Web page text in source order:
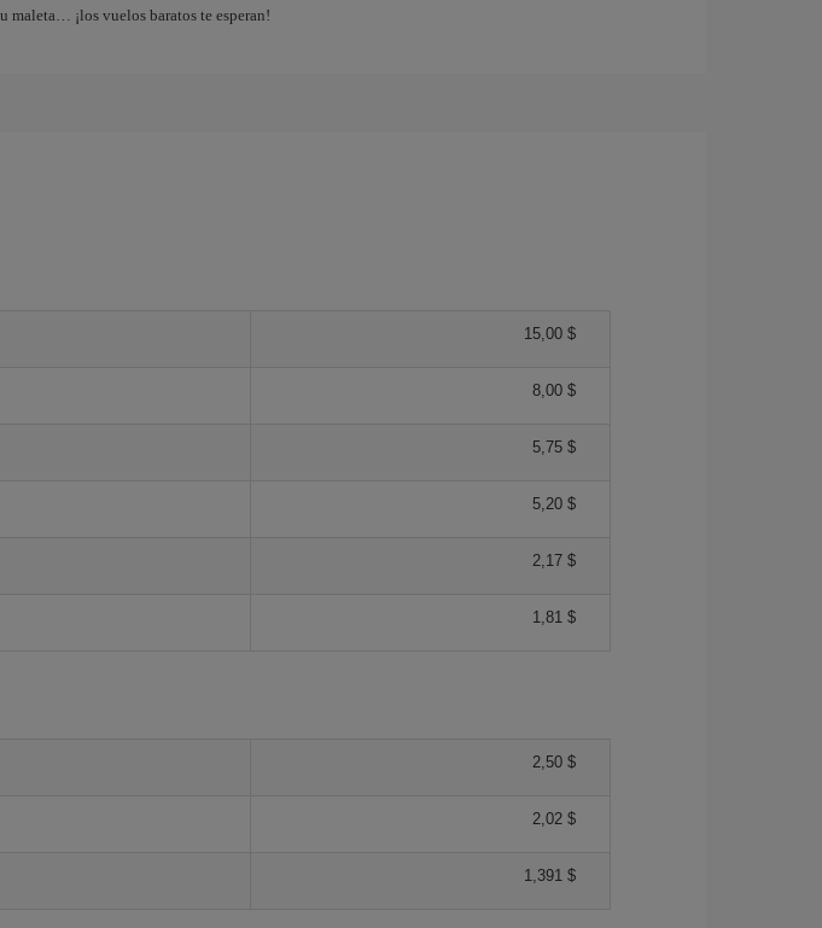
maleta… ¡los vuelos baratos te esperan!
15,00 $
8,00 $
5,75 $
5,20 $
2,17 $
1,81 $
2,50 $
2,02 $
1,391 $